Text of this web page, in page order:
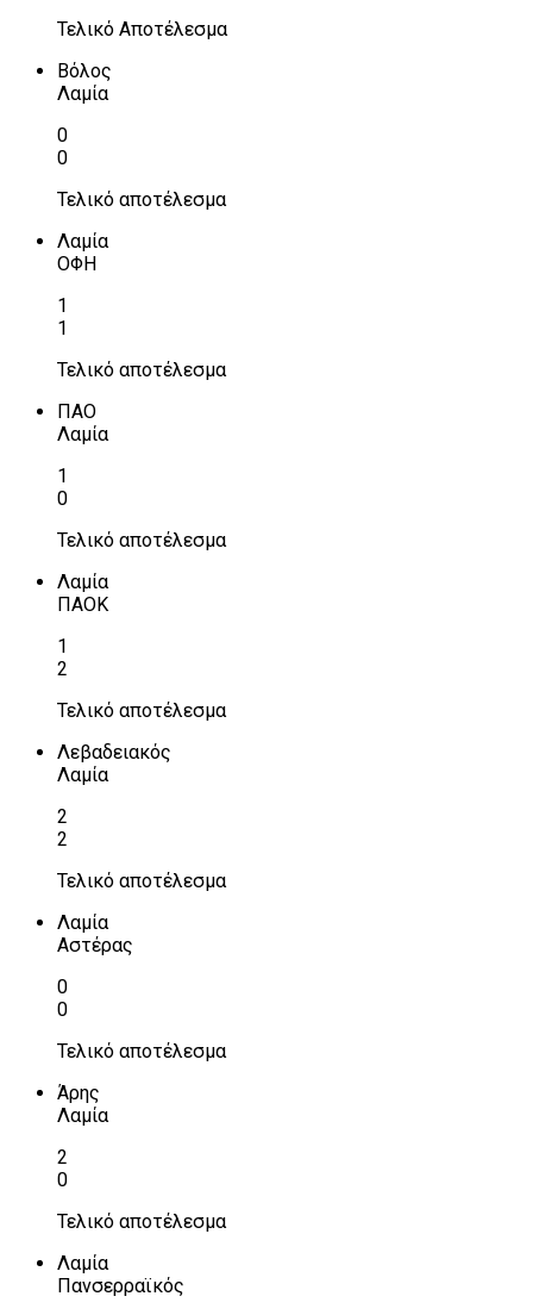
Τελικό Αποτέλεσμα
Βόλος
Λαμία
0
0
Τελικό αποτέλεσμα
Λαμία
ΟΦΗ
1
1
Τελικό αποτέλεσμα
ΠΑΟ
Λαμία
1
0
Τελικό αποτέλεσμα
Λαμία
ΠΑΟΚ
1
2
Τελικό αποτέλεσμα
Λεβαδειακός
Λαμία
2
2
Τελικό αποτέλεσμα
Λαμία
Αστέρας
0
0
Τελικό αποτέλεσμα
Άρης
Λαμία
2
0
Τελικό αποτέλεσμα
Λαμία
Πανσερραϊκός